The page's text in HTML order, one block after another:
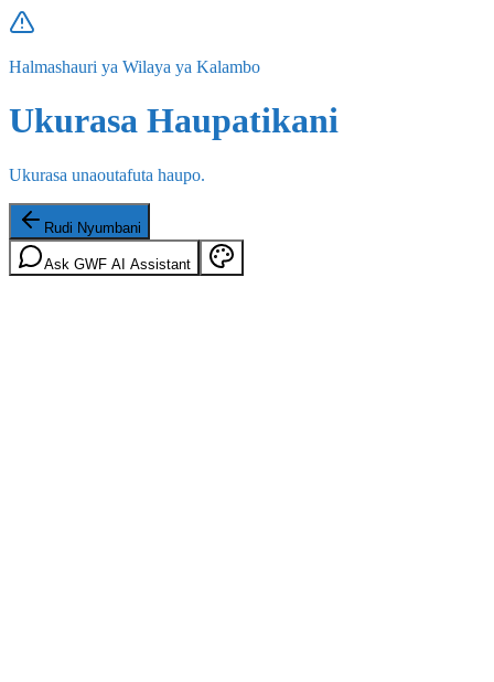
Halmashauri ya Wilaya ya Kalambo
Ukurasa Haupatikani
Ukurasa unaoutafuta haupo.
Rudi Nyumbani
Ask GWF AI Assistant